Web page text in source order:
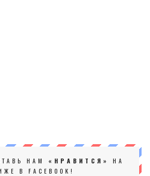
НАМ «НРАВИТСЯ»
НА
В FACEBOOK!